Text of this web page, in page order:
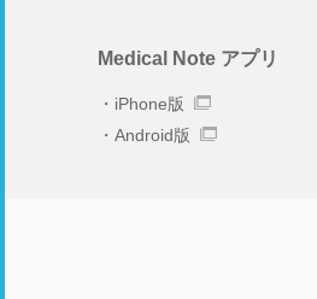
Medical Note アプリ
iPhone版
Android版